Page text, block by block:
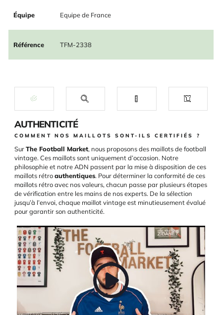
Équipe Equipe de France
Référence TFM-2338
AUTHENTICITÉ
COMMENT NOS MAILLOTS SONT-ILS CERTIFIÉS ?
SurThe Football Market, nous proposons des maillots de football
vintage. Ces maillots sont uniquement d’occasion. Notre
philosophie et notre ADN passent par la mise à disposition de ces
maillots rétroauthentiques. Pour déterminer la conformité de ces
maillots rétro avec nos valeurs, chacun passe par plusieurs étapes
de vérification entre les mains de nos experts. De la sélection
jusqu’à l’envoi, chaque maillot vintage est minutieusement évalué
pour garantir son authenticité.